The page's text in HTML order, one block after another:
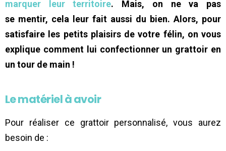
marquer leur territoire. Mais, on ne va pas
se mentir, cela leur fait aussi du bien. Alors, pour
satisfaire les petits plaisirs de votre félin, on vous
explique comment lui confectionner un grattoir en
un tour de main !
Le matériel à avoir
Pour réaliser ce grattoir personnalisé, vous aurez
besoin de :